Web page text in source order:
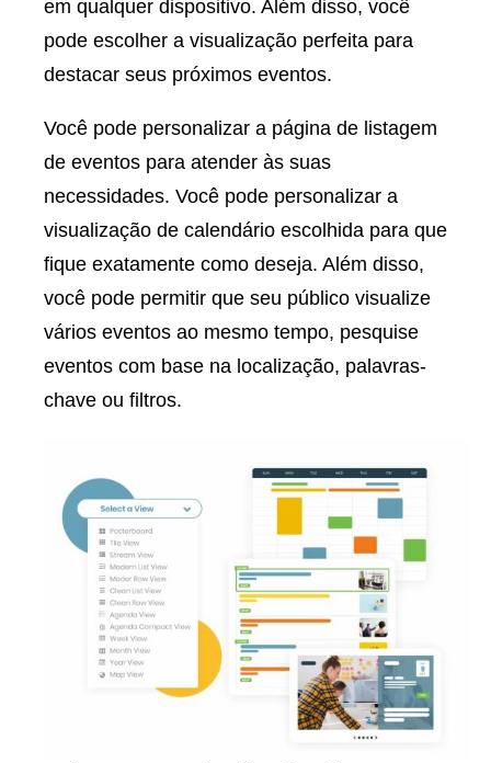
em qualquer dispositivo. Além disso, você
pode escolher a visualização perfeita para
destacar seus próximos eventos.
Você pode personalizar a página de listagem
de eventos para atender às suas
necessidades. Você pode personalizar a
visualização de calendário escolhida para que
fique exatamente como deseja. Além disso,
você pode permitir que seu público visualize
vários eventos ao mesmo tempo, pesquise
eventos com base na localização, palavras-
chave ou filtros.